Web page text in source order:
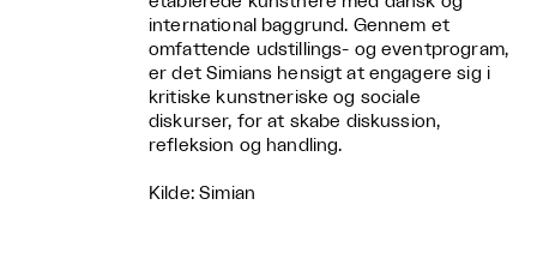
international baggrund. Gennem et
omfattende udstillings- og eventprogram,
er det Simians hensigt at engagere sig i
kritiske kunstneriske og sociale
diskurser, for at skabe diskussion,
refleksion og handling.
Kilde: Simian